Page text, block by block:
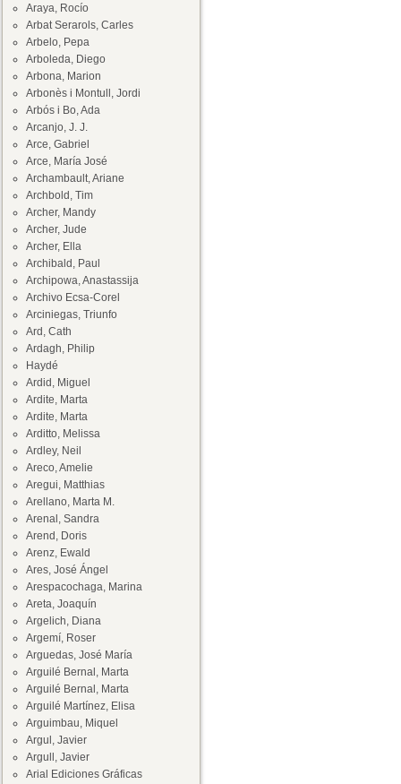
Araya, Rocío
Arbat Serarols, Carles
Arbelo, Pepa
Arboleda, Diego
Arbona, Marion
Arbonès i Montull, Jordi
Arbós i Bo, Ada
Arcanjo, J. J.
Arce, Gabriel
Arce, María José
Archambault, Ariane
Archbold, Tim
Archer, Mandy
Archer, Jude
Archer, Ella
Archibald, Paul
Archipowa, Anastassija
Archivo Ecsa-Corel
Arciniegas, Triunfo
Ard, Cath
Ardagh, Philip
Haydé
Ardid, Miguel
Ardite, Marta
Ardite, Marta
Arditto, Melissa
Ardley, Neil
Areco, Amelie
Aregui, Matthias
Arellano, Marta M.
Arenal, Sandra
Arend, Doris
Arenz, Ewald
Ares, José Ángel
Arespacochaga, Marina
Areta, Joaquín
Argelich, Diana
Argemí, Roser
Arguedas, José María
Arguilé Bernal, Marta
Arguilé Bernal, Marta
Arguilé Martínez, Elisa
Arguimbau, Miquel
Argul, Javier
Argull, Javier
Arial Ediciones Gráficas